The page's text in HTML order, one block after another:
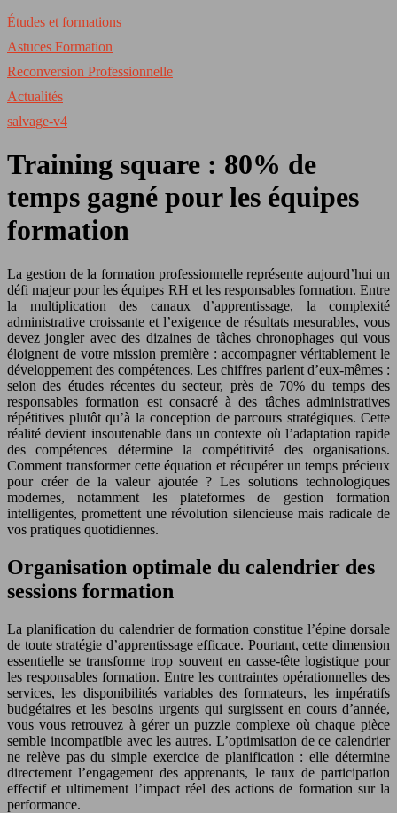
Études et formations
Astuces Formation
Reconversion Professionnelle
Actualités
salvage-v4
Training square : 80% de
temps gagné pour les équipes
formation
La gestion de la formation professionnelle représente aujourd’hui un
défi majeur pour les équipes RH et les responsables formation. Entre
la multiplication des canaux d’apprentissage, la complexité
administrative croissante et l’exigence de résultats mesurables, vous
devez jongler avec des dizaines de tâches chronophages qui vous
éloignent de votre mission première : accompagner véritablement le
développement des compétences. Les chiffres parlent d’eux-mêmes :
selon des études récentes du secteur, près de 70% du temps des
responsables formation est consacré à des tâches administratives
répétitives plutôt qu’à la conception de parcours stratégiques. Cette
réalité devient insoutenable dans un contexte où l’adaptation rapide
des compétences détermine la compétitivité des organisations.
Comment transformer cette équation et récupérer un temps précieux
pour créer de la valeur ajoutée ? Les solutions technologiques
modernes, notamment les plateformes de gestion formation
intelligentes, promettent une révolution silencieuse mais radicale de
vos pratiques quotidiennes.
Organisation optimale du calendrier des
sessions formation
La planification du calendrier de formation constitue l’épine dorsale
de toute stratégie d’apprentissage efficace. Pourtant, cette dimension
essentielle se transforme trop souvent en casse-tête logistique pour
les responsables formation. Entre les contraintes opérationnelles des
services, les disponibilités variables des formateurs, les impératifs
budgétaires et les besoins urgents qui surgissent en cours d’année,
vous vous retrouvez à gérer un puzzle complexe où chaque pièce
semble incompatible avec les autres. L’optimisation de ce calendrier
ne relève pas du simple exercice de planification : elle détermine
directement l’engagement des apprenants, le taux de participation
effectif et ultimement l’impact réel des actions de formation sur la
performance.